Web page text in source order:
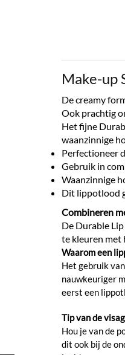
Make-up
De creamy
Ook prachtig
Het fijne
waanzinnige
Perfectioneer
Gebruik in
Waanzinnige
Dit lippotlood
Combineren
De Durable
te kleuren met
Waarom een
Het gebruik
nauwkeuriger
eerst een
Tip van de
Hou je van de
dit ook bij de